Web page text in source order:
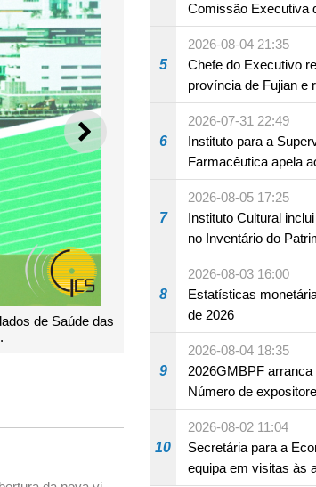
SEGUINTE
de Saúde das
Comissão Executiva
Aprofundada entre
Hengqin
5
2026-08-04 21:35
Chefe do Executivo
província de Fujian e
em Fuzhou
6
2026-07-31 22:49
Instituto para a
Farmacêutica apela
produto com
ocidentais
7
2026-08-05 17:25
Instituto Cultural
no Inventário do
8
2026-08-03 16:00
Estatísticas
de 2026
9
2026-08-04 18:35
2026GMBPF
Número de
18 anos
10
2026-08-02 11:04
Secretária para a
equipa em visitas às